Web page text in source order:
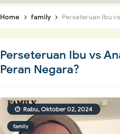
Home family Perseteruan Ibu
Perseteruan Ibu vs
Peran Negara?
family
Rabu, Oktober 02, 2024